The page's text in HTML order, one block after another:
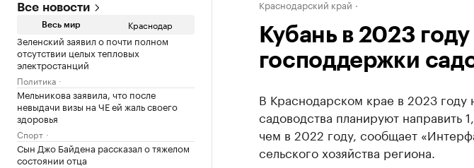
Все новости
Весь мир Краснодар
Зеленский заявил о почти полном
отсутствии целых тепловых
электростанций
Политика
Мельникова заявила, что после
невыдачи визы на ЧЕ ей жаль своего
здоровья
Спорт
Сын Джо Байдена рассказал о тяжелом
состоянии отца
Краснодарский край
Кубань в 2023
господдержки
В Краснодарском крае в 2023 году
садоводства планируют направить
чем в 2022 году, сообщает
сельского хозяйства региона.